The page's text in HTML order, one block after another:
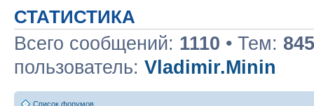
СТАТИСТИКА
Всего сообщений: 1110 • Тем: 845
пользователь: Vladimir.Minin
Список форумов